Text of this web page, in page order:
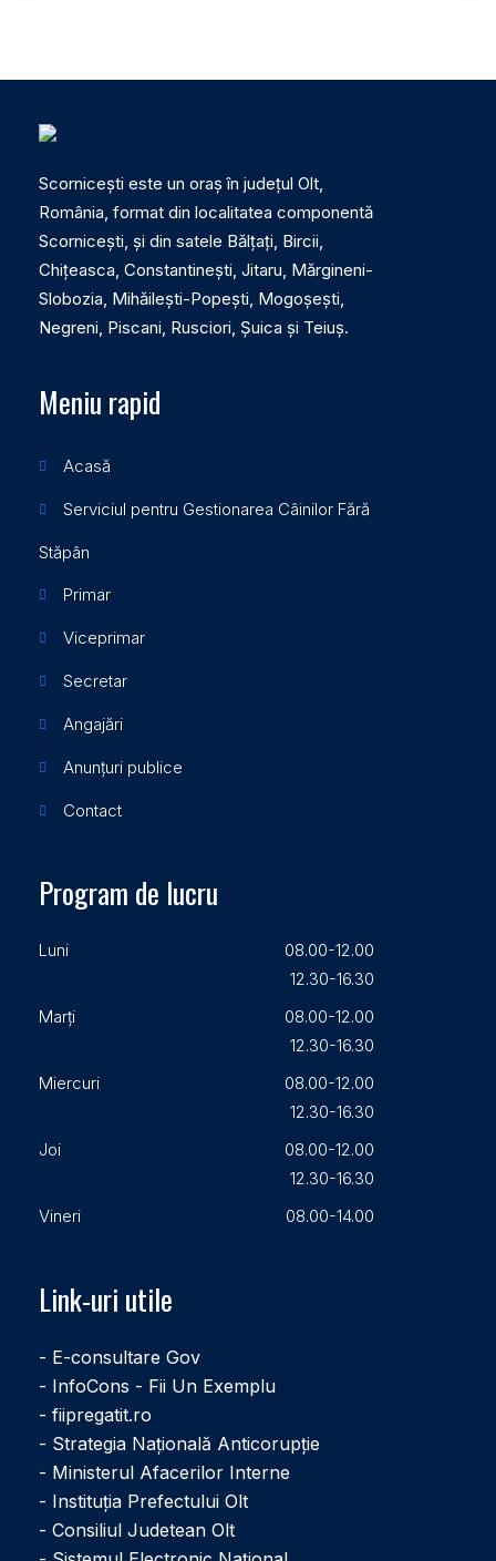
Scornicești este un oraș în județul Olt,
România, format din localitatea componentă
Scornicești, și din satele Bălțați, Bircii,
Chițeasca, Constantinești, Jitaru, Mărgineni-
Slobozia, Mihăilești-Popești, Mogoșești,
Negreni, Piscani, Rusciori, Șuica și Teiuș.
Meniu rapid
Acasă
Serviciul pentru Gestionarea Câinilor Fără
Stăpân
Primar
Viceprimar
Secretar
Angajări
Anunțuri publice
Contact
Program de lucru
Luni
08.00-12.00
12.30-16.30
Marți
08.00-12.00
12.30-16.30
Miercuri
08.00-12.00
12.30-16.30
Joi
08.00-12.00
12.30-16.30
Vineri
08.00-14.00
Link-uri utile
- E-consultare Gov
- InfoCons - Fii Un Exemplu
- fiipregatit.ro
- Strategia Națională Anticorupție
- Ministerul Afacerilor Interne
- Instituţia Prefectului Olt
- Consiliul Judetean Olt